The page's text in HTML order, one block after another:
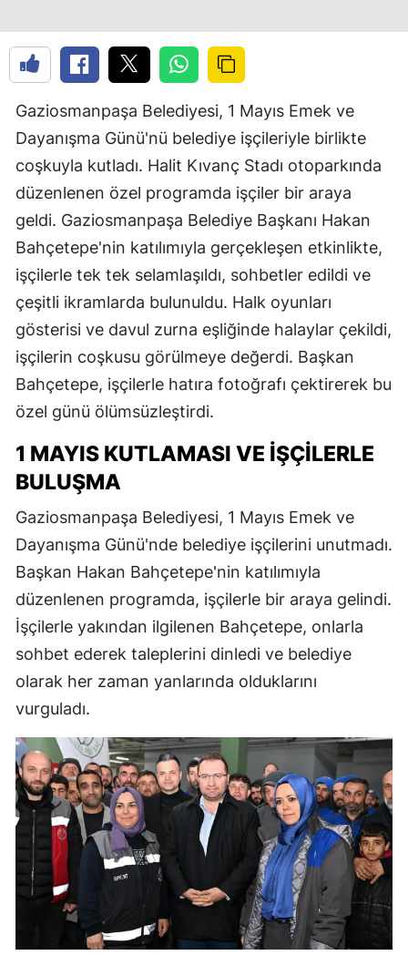
Gaziosmanpaşa Belediyesi, 1 Mayıs Emek ve
Dayanışma Günü'nü belediye işçileriyle birlikte
coşkuyla kutladı. Halit Kıvanç Stadı otoparkında
düzenlenen özel programda işçiler bir araya
geldi. Gaziosmanpaşa Belediye Başkanı Hakan
Bahçetepe'nin katılımıyla gerçekleşen etkinlikte,
işçilerle tek tek selamlaşıldı, sohbetler edildi ve
çeşitli ikramlarda bulunuldu. Halk oyunları
gösterisi ve davul zurna eşliğinde halaylar çekildi,
işçilerin coşkusu görülmeye değerdi. Başkan
Bahçetepe, işçilerle hatıra fotoğrafı çektirerek bu
özel günü ölümsüzleştirdi.
1 MAYIS KUTLAMASI VE İŞÇILERLE
BULUŞMA
Gaziosmanpaşa Belediyesi, 1 Mayıs Emek ve
Dayanışma Günü'nde belediye işçilerini unutmadı.
Başkan Hakan Bahçetepe'nin katılımıyla
düzenlenen programda, işçilerle bir araya gelindi.
İşçilerle yakından ilgilenen Bahçetepe, onlarla
sohbet ederek taleplerini dinledi ve belediye
olarak her zaman yanlarında olduklarını
vurguladı.